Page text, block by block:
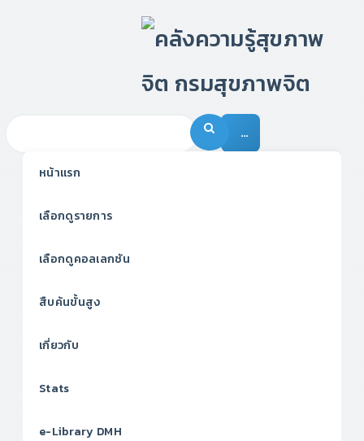
…
หน้าแรก
เลือกดูรายการ
เลือกดูคอลเลกชัน
สืบค้นขั้นสูง
เกี่ยวกับ
Stats
e-Library DMH